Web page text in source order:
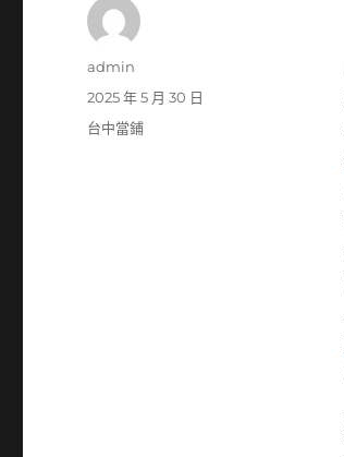
作
admin
發
佈
2025 年 5 月 30 日
分
台中當鋪